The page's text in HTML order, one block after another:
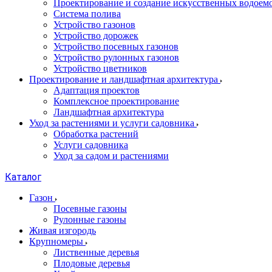
Проектирование и создание искусственных
Система полива
Устройство газонов
Устройство дорожек
Устройство посевных газонов
Устройство рулонных газонов
Устройство цветников
Проектирование и ландшафтная архитектура
Адаптация проектов
Комплексное проектирование
Ландшафтная архитектура
Уход за растениями и услуги садовника
Обработка растений
Услуги садовника
Уход за садом и растениями
Каталог
Газон
Посевные газоны
Рулонные газоны
Живая изгородь
Крупномеры
Лиственные деревья
Плодовые деревья